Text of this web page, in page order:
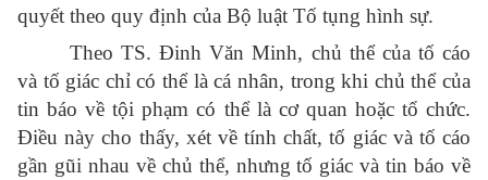
quyết theo quy định của Bộ luật Tố tụng hình sự.
Theo TS. Đinh Văn Minh, chủ thể của tố cáo
và tố giác chỉ có thể là cá nhân, trong khi chủ thể của
tin báo về tội phạm có thể là cơ quan hoặc tổ chức.
Điều này cho thấy, xét về tính chất, tố giác và tố cáo
gần gũi nhau về chủ thể, nhưng tố giác và tin báo về